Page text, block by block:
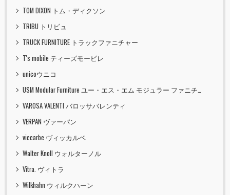
TOM DIXON トム・ディクソン
TRIBU トリビュ
TRUCK FURNITURE トラックファニチャー
T's mobile ティーズモービレ
unicoウニコ
USM Modular Furniture ユー・エス・エム モジュラー ファニチャー
VAROSA VALENTI バロッサバレンティ
VERPAN ヴァーパン
viccarbe ヴィッカルベ
Walter Knoll ウォルターノル
Vitra. ヴィトラ
Wilkhahn ウィルクハーン